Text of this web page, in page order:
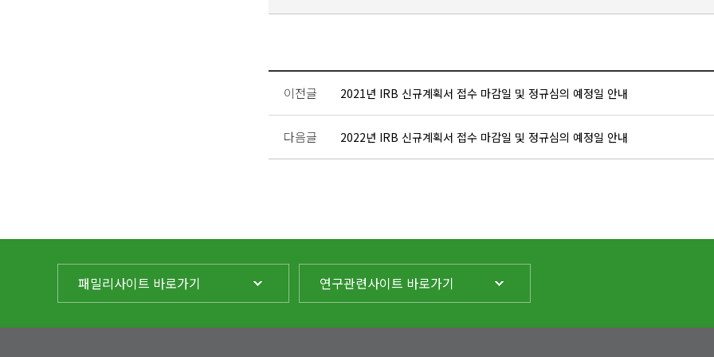
이전글 2021년 IRB 신규계획서 접수 마감일 및 정규심의 예정일 안내
다음글 2022년 IRB 신규계획서 접수 마감일 및 정규심의 예정일 안내
패밀리사이트 바로가기 연구관련사이트 바로가기